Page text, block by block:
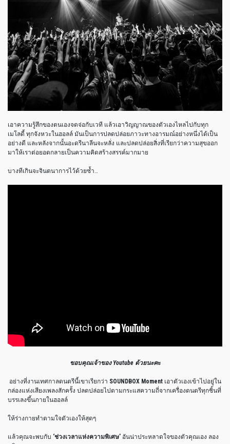
เอาความรู้สึกของตนเองจดจ่อกับเวที แล้วเอาวิญญาณของตัวเองไหลไปกับทุก
เมโลดี้ ทุกจังหวะในฮอลล์ มันเป็นการปลดปล่อยภาวะทางอารมณ์อย่างหนึ่งได้เป็น
อย่างดี และหลังจากนั้นอะดรีนาลีนจะหลั่ง และปลดปล่อยสิ่งที่เรียกว่าความสุขออก
มาให้เราต่อยอดกลายเป็นความคิดสร้างสรรค์มากมาย
บางทีเกินจะจินตนาการไว้ด้วยซ้ำ…
ขอบคุณเจ้าของ Youtube ด้วยนะคะ
อย่างที่งานเทศกาลดนตรีนี้เขาเรียกว่า SOUNDBOX Moment เอาตัวเองเข้าไปอยู่ใน
กล่องแห่งเสียงเพลงสักครั้ง ปลดปล่อยไปตามกระแสความถี่จากเครื่องดนตรีทุกชิ้นที่
บรรเลงขึ้นภายในฮอลล์
ให้ร่างกายทำตามใจตัวเองให้สุดๆ
แล้วคุณจะพบกับ ‘ช่วงเวลาแห่งความพิเศษ’ อันน่าประหลาดใจของตัวคุณเอง ลอง